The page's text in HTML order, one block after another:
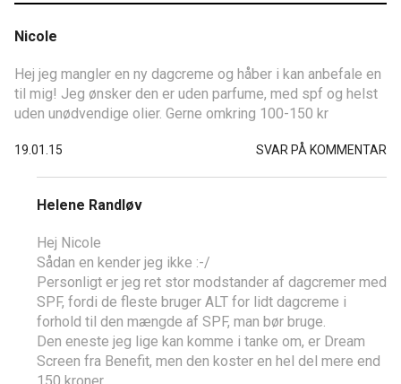
Nicole
Hej jeg mangler en ny dagcreme og håber i kan anbefale en
til mig! Jeg ønsker den er uden parfume, med spf og helst
uden unødvendige olier. Gerne omkring 100-150 kr
19.01.15 SVAR PÅ KOMMENTAR
Helene Randløv
Hej Nicole
Sådan en kender jeg ikke :-/
Personligt er jeg ret stor modstander af dagcremer med
SPF, fordi de fleste bruger ALT for lidt dagcreme i
forhold til den mængde af SPF, man bør bruge.
Den eneste jeg lige kan komme i tanke om, er Dream
Screen fra Benefit, men den koster en hel del mere end